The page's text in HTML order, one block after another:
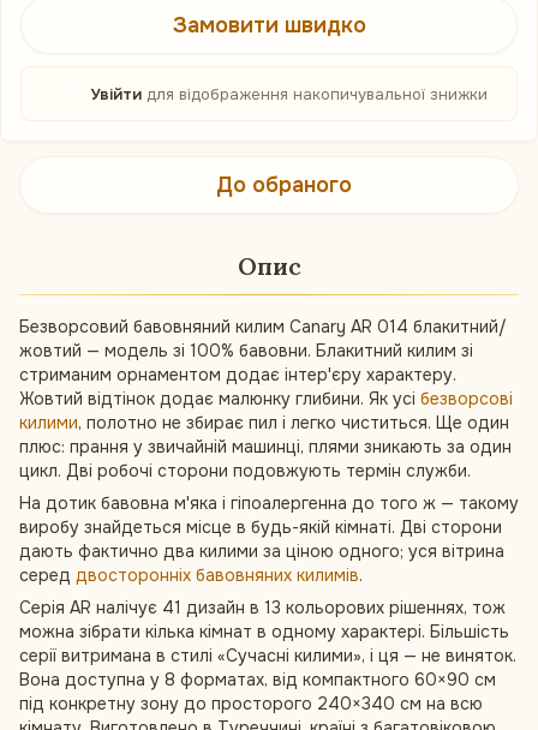
Замовити швидко
Увійтидля відображення накопичувальної знижки
До обраного
Опис
Безворсовий бавовняний килим Canary AR 014 блакитний/
жовтий — модель зі 100% бавовни. Блакитний килим зі
стриманим орнаментом додає інтер'єру характеру.
Жовтий відтінок додає малюнку глибини. Як усі безворсові
килими, полотно не збирає пил і легко чиститься. Ще один
плюс: прання у звичайній машинці, плями зникають за один
цикл. Дві робочі сторони подовжують термін служби.
На дотик бавовна м'яка і гіпоалергенна до того ж — такому
виробу знайдеться місце в будь-якій кімнаті. Дві сторони
дають фактично два килими за ціною одного; уся вітрина
серед двосторонніх бавовняних килимів.
Серія AR налічує 41 дизайн в 13 кольорових рішеннях, тож
можна зібрати кілька кімнат в одному характері. Більшість
серії витримана в стилі «Сучасні килими», і ця — не виняток.
Вона доступна у 8 форматах, від компактного 60×90 см
під конкретну зону до просторого 240×340 см на всю